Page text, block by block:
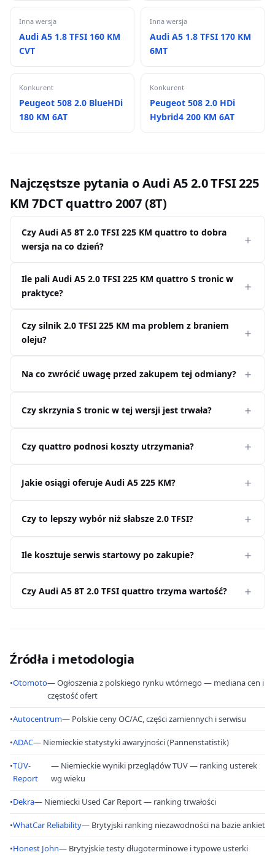
Inna wersja
Audi A5 1.8 TFSI 160 KM
CVT
Inna wersja
Audi A5 1.8 TFSI 170 KM
6MT
Konkurent
Peugeot 508 2.0 BlueHDi
180 KM 6AT
Konkurent
Peugeot 508 2.0 HDi
Hybrid4 200 KM 6AT
Najczęstsze pytania o Audi A5 2.0 TFSI 225
KM 7DCT quattro 2007 (8T)
Czy Audi A5 8T 2.0 TFSI 225 KM quattro to dobra
wersja na co dzień?
Ile pali Audi A5 2.0 TFSI 225 KM quattro S tronic w
praktyce?
Czy silnik 2.0 TFSI 225 KM ma problem z braniem
oleju?
Na co zwrócić uwagę przed zakupem tej odmiany?
Czy skrzynia S tronic w tej wersji jest trwała?
Czy quattro podnosi koszty utrzymania?
Jakie osiągi oferuje Audi A5 225 KM?
Czy to lepszy wybór niż słabsze 2.0 TFSI?
Ile kosztuje serwis startowy po zakupie?
Czy Audi A5 8T 2.0 TFSI quattro trzyma wartość?
Źródła i metodologia
•Otomoto— Ogłoszenia z polskiego rynku wtórnego — mediana cen i
częstość ofert
•Autocentrum— Polskie ceny OC/AC, części zamiennych i serwisu
•ADAC— Niemieckie statystyki awaryjności (Pannenstatistik)
•TÜV-
Report
— Niemieckie wyniki przeglądów TÜV — ranking usterek
wg wieku
•Dekra— Niemiecki Used Car Report — ranking trwałości
•WhatCar Reliability— Brytyjski ranking niezawodności na bazie ankiet
•Honest John— Brytyjskie testy długoterminowe i typowe usterki